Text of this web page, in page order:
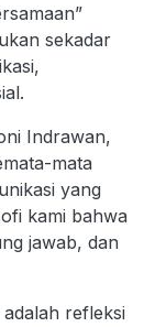
sekadar
Indrawan,
mata
yang
kami bahwa
jawab, dan
adalah refleksi